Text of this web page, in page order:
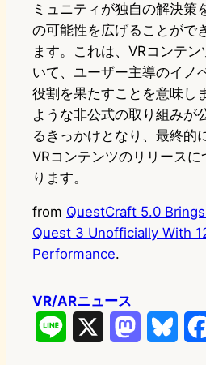
ミュニティが独自の解決策
の可能性を広げることがで
ます。これは、VRコンテ
いて、ユーザー主導のイノ
役割を果たすことを意味し
ような非公式の取り組みが
るきっかけとなり、最終的
VRコンテンツのリリース
ります。
from QuestCraft 5.0
Quest 3 Unofficially With
Performance.
VR/ARニュース